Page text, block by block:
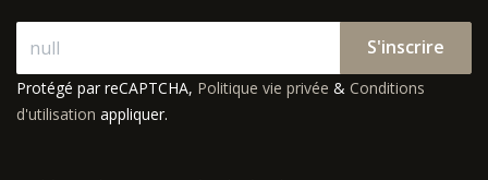
S'inscrire
Protégé par reCAPTCHA, Politique vie privée & Conditions
d'utilisation appliquer.